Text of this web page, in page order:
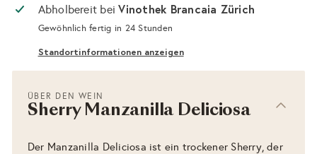
Abholbereit beiVinothek Brancaia Zürich
Gewöhnlich fertig in 24 Stunden
Standortinformationen anzeigen
ÜBER DEN WEIN
Sherry Manzanilla Deliciosa
Der Manzanilla Deliciosa ist ein trockener Sherry, der